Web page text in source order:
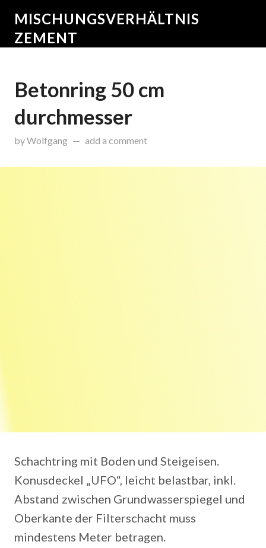
MISCHUNGSVERHÄLTNIS
ZEMENT
Betonring 50 cm
durchmesser
byWolfgang onJanuar 16, 2017
add a comment
Schachtring mit Boden und Steigeisen.
Konusdeckel „UFO“, leicht belastbar, inkl.
Abstand zwischen Grundwasserspiegel und
Oberkante der Filterschacht muss
mindestens Meter betragen.